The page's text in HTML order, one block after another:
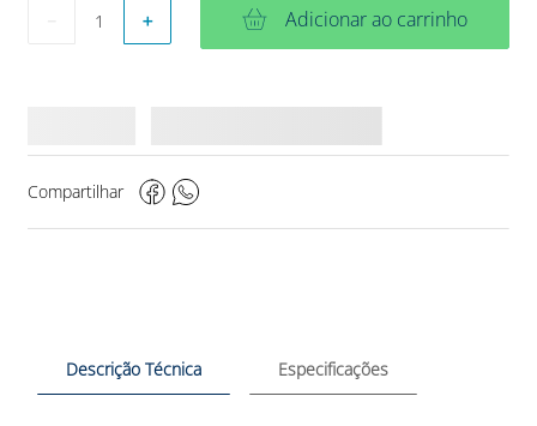
＋ Adicionar ao carrinho
Compartilhar
Descrição Técnica Especificações